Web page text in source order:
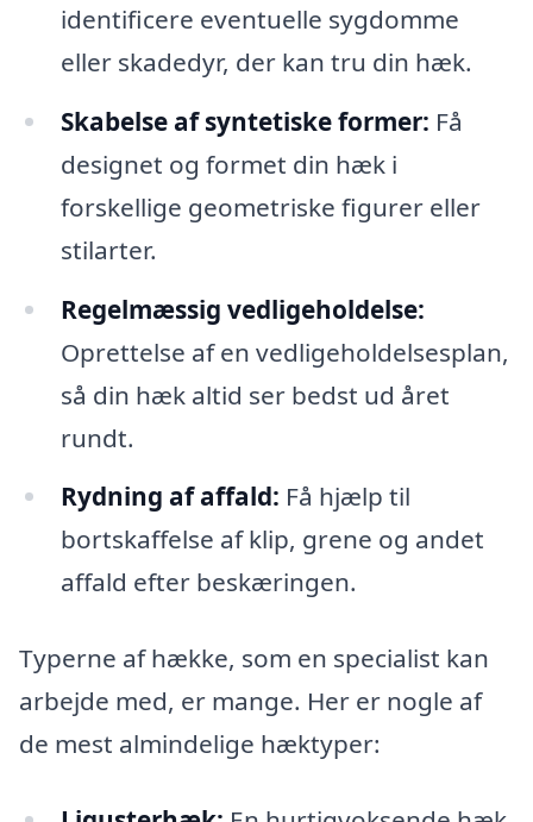
identificere eventuelle sygdomme
eller skadedyr, der kan tru din hæk.
Skabelse af syntetiske former: Få
designet og formet din hæk i
forskellige geometriske figurer eller
stilarter.
Regelmæssig vedligeholdelse:
Oprettelse af en vedligeholdelsesplan,
så din hæk altid ser bedst ud året
rundt.
Rydning af affald: Få hjælp til
bortskaffelse af klip, grene og andet
affald efter beskæringen.
Typerne af hække, som en specialist kan
arbejde med, er mange. Her er nogle af
de mest almindelige hæktyper: